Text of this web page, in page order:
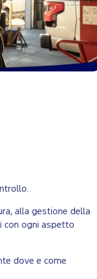
alla gestione della
con ogni aspetto
dove e come